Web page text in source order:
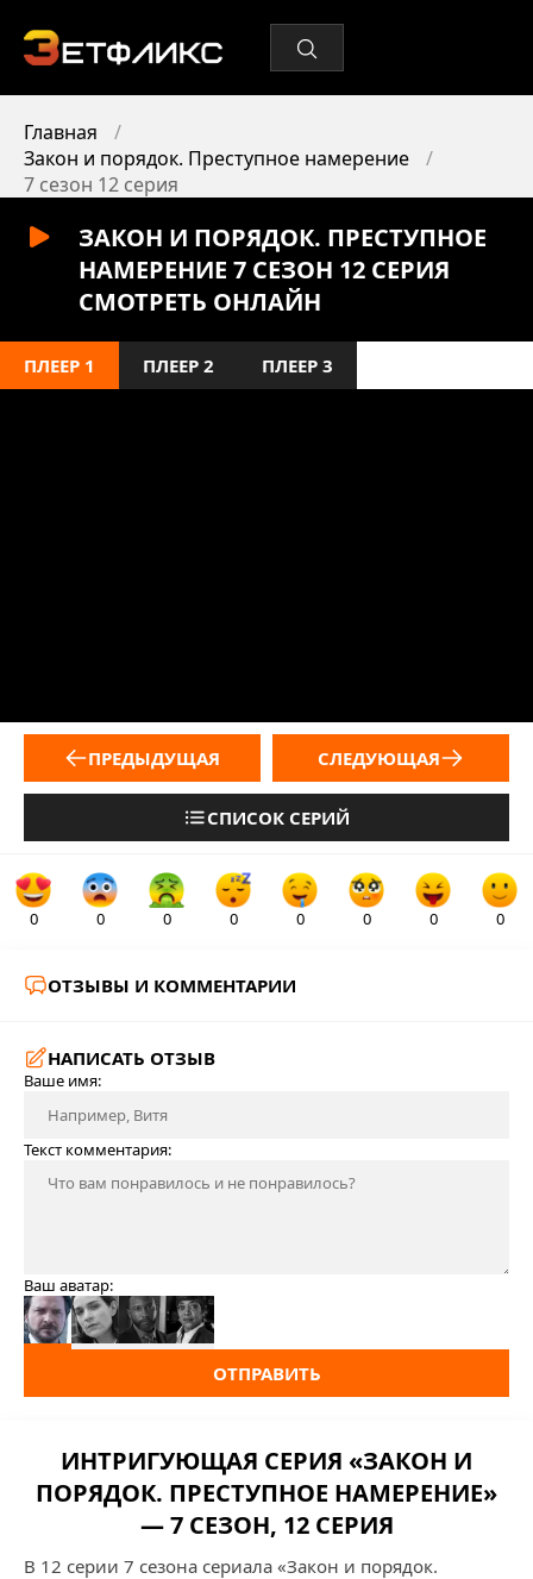
Главная
Закон и порядок. Преступное намерение
7 сезон 12 серия
ЗАКОН И ПОРЯДОК. ПРЕСТУПНОЕ
НАМЕРЕНИЕ 7 СЕЗОН 12 СЕРИЯ
СМОТРЕТЬ ОНЛАЙН
ПЛЕЕР 1 ПЛЕЕР 2 ПЛЕЕР 3
ПРЕДЫДУЩАЯ
СПИСОК СЕРИЙ
СЛЕДУЮЩАЯ
0 0 0 0 0 0 0 0
ОТЗЫВЫ И КОММЕНТАРИИ
НАПИСАТЬ ОТЗЫВ
Ваше имя:
Текст комментария:
Ваш аватар:
ОТПРАВИТЬ
ИНТРИГУЮЩАЯ СЕРИЯ «ЗАКОН И
ПОРЯДОК. ПРЕСТУПНОЕ НАМЕРЕНИЕ»
— 7 СЕЗОН, 12 СЕРИЯ
В 12 серии 7 сезона сериала «Закон и порядок.